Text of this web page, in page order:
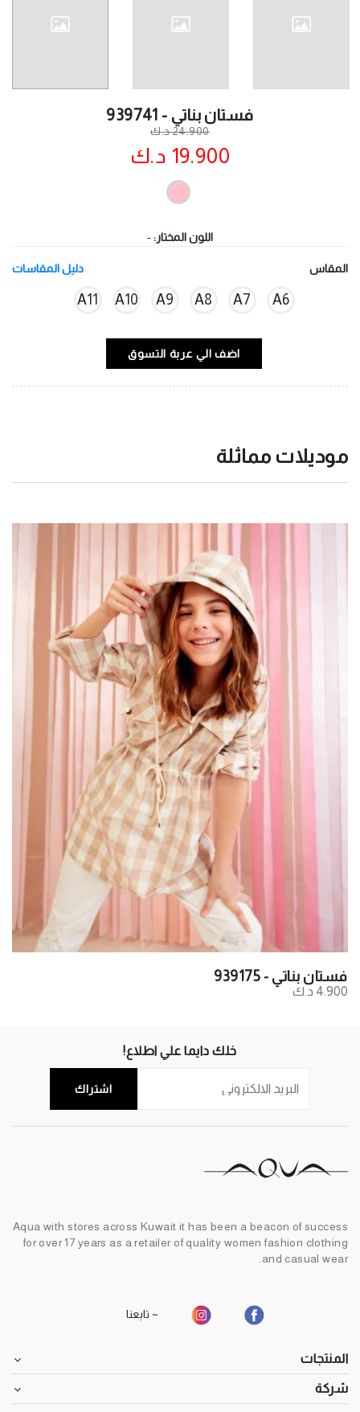
فستان بناتي - 939741
24.900 د.ك
19.900 د.ك
اللون المختار: -
المقاس دليل المقاسات
A6
A7
A8
A9
A10
A11
اضف الي عربة التسوق
موديلات مماثلة
فستان بناتي - 939175
4.900 د.ك
خلك دايما علي اطلاع!
اشتراك
Aqua with stores across Kuwait it has been a beacon of success
for over 17 years as a retailer of quality women fashion clothing
and casual wear.
~ تابعنا
المنتجات
شركة